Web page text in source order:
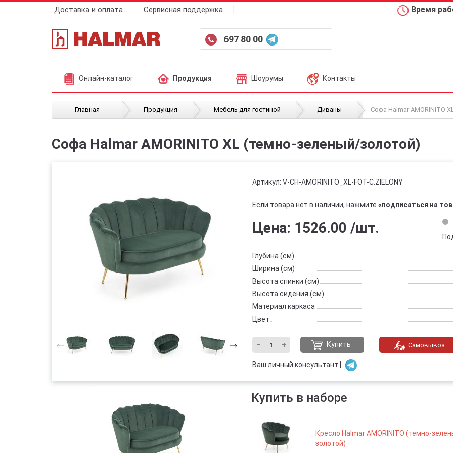
Доставка и оплата Сервисная поддержка Время
697 80 00
Онлайн-каталог Продукция Шоурумы Контакты
Главная / Продукция / Мебель для гостиной / Диваны / Софа Halmar AMORINITO
Софа Halmar AMORINITO XL (темно-зеленый/золотой)
Артикул: V-CH-AMORINITO_XL-FOT-C.ZIELONY
Если товара нет в наличии, нажмите «подписаться на
Цена: 1526.00 /шт.
Глубина (см)
Ширина (см)
Высота спинки (см)
Высота сидения (см)
Материал каркаса
Цвет
Купить Самовывоз
Ваш личный консультант |
Купить в наборе
Кресло Halmar AMORINITO (темно-
золотой)